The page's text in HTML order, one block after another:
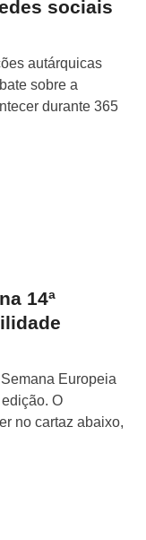
sociais
autárquicas
sobre a
durante 365
14ª
Europeia
O
no cartaz abaixo,